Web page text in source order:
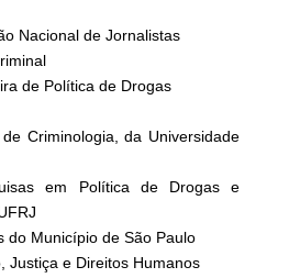
Nacional de Jornalistas
de Política de Drogas
Criminologia, da Universidade
em Política de Drogas e
do Município de São Paulo
Justiça e Direitos Humanos